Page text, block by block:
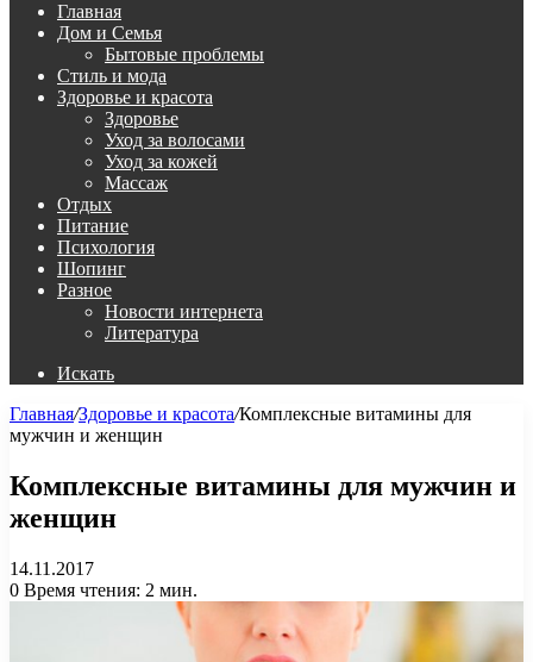
Главная
Дом и Семья
Бытовые проблемы
Стиль и мода
Здоровье и красота
Здоровье
Уход за волосами
Уход за кожей
Массаж
Отдых
Питание
Психология
Шопинг
Разное
Новости интернета
Литература
Искать
Главная/Здоровье и красота/Комплексные витамины для
мужчин и женщин
Комплексные витамины для мужчин и
женщин
14.11.2017
0 Время чтения: 2 мин.